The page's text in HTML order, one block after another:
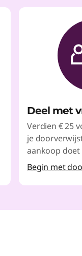
Deel met
Verdien € 25
je
aankoop doet
Begin met